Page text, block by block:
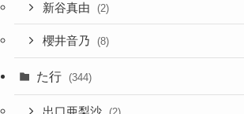
新谷真由 (2)
櫻井音乃 (8)
た行 (344)